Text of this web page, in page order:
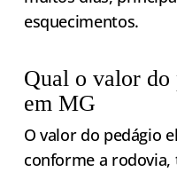
esquecimentos.
Qual o valor do
em MG
O valor do pedágio
conforme a